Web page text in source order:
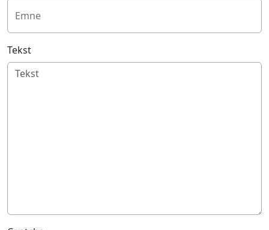
Emne
Tekst